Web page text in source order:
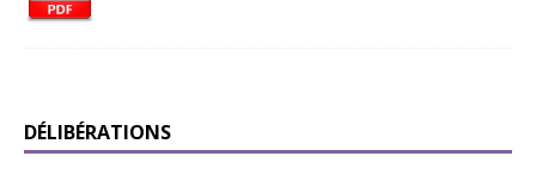
DÉLIBÉRATIONS